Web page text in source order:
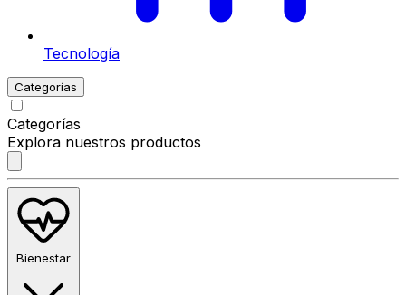
Tecnología
Categorías
Categorías
Explora nuestros productos
Bienestar